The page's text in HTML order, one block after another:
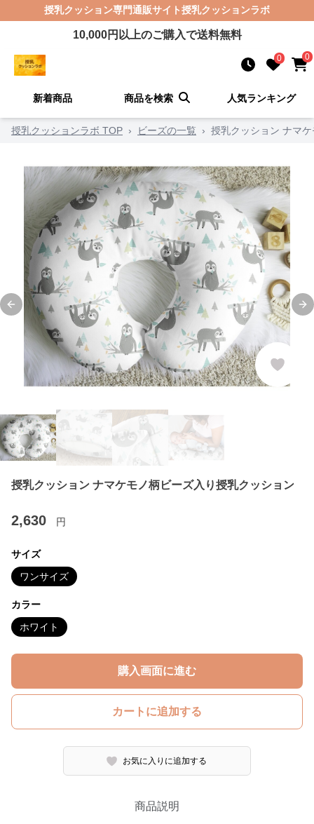
授乳クッション専門通販サイト授乳クッションラボ
10,000円以上のご購入で送料無料
0 0
新着商品 商品を検索 人気ランキング
授乳クッションラボ TOP › ビーズの一覧 › 授乳クッション ナマ
Previous slide
授乳クッション ナマケモノ柄ビーズ入り授乳クッション
2,630 円
サイズ
ワンサイズ
カラー
ホワイト
購入画面に進む
カートに追加する
お気に入りに追加する
商品説明